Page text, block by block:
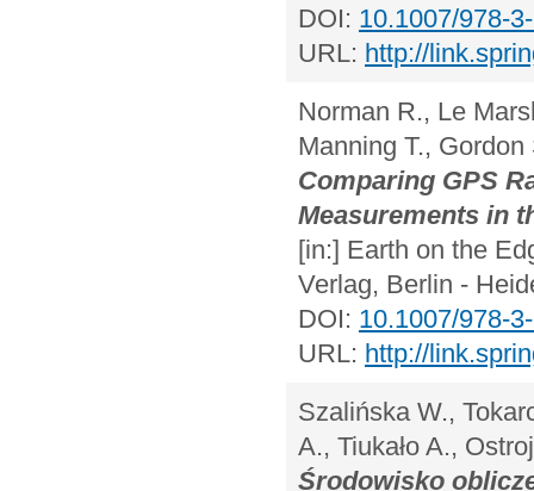
DOI: 10.1007/978-
URL: http://
Norman R., Le
Manning T., Gordon
Comparing GPS
Measurements in
[in:] Earth on the
Verlag, Berlin -
DOI: 10.1007/978-
URL: http://
Szalińska W.,
A., Tiukało A.,
Środowisko